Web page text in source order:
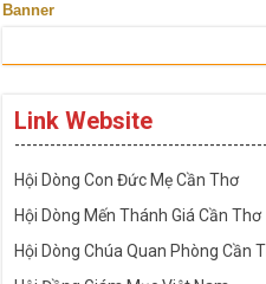
Banner
Link Website
Hội Dòng Con Đức Mẹ Cần Thơ
Hội Dòng Mến Thánh Giá Cần Thơ
Hội Dòng Chúa Quan Phòng Cần